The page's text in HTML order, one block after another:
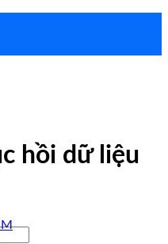
hồi dữ liệu